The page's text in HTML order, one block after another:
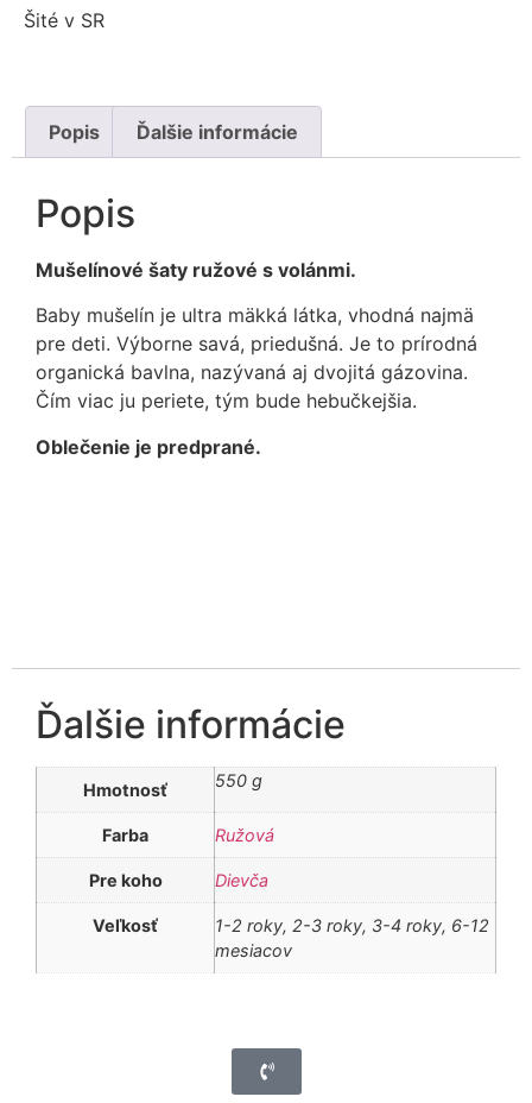
Šité v SR
Popis Ďalšie informácie
Popis
Mušelínové šaty ružové s volánmi.
Baby mušelín je ultra mäkká látka, vhodná najmä
pre deti. Výborne savá, priedušná. Je to prírodná
organická bavlna, nazývaná aj dvojitá gázovina.
Čím viac ju periete, tým bude hebučkejšia.
Oblečenie je predprané.
Ďalšie informácie
Hmotnosť 550 g
Farba Ružová
Pre koho Dievča
Veľkosť
1-2 roky, 2-3 roky, 3-4 roky, 6-12
mesiacov